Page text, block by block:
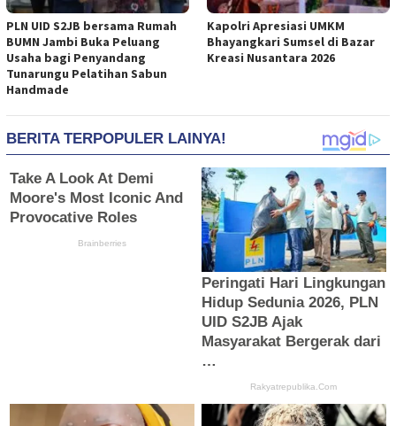
PLN UID S2JB bersama Rumah
BUMN Jambi Buka Peluang
Usaha bagi Penyandang
Tunarungu Pelatihan Sabun
Handmade
Kapolri Apresiasi UMKM
Bhayangkari Sumsel di Bazar
Kreasi Nusantara 2026